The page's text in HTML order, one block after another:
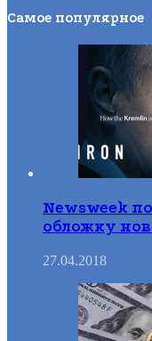
Самое популярное
Newsweek
обложку
27.04.2018